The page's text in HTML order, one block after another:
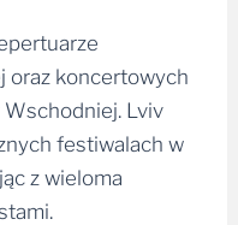
oraz koncertowych
Lviv
festiwalach w
z wieloma